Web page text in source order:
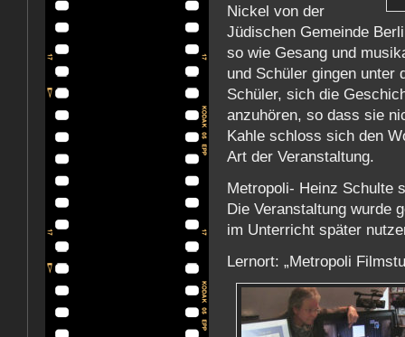
Nickel von der
Jüdischen Gemeinde
so wie Gesang und
und Schüler gingen unter
Schüler, sich die
anzuhören, so dass sie
Kahle schloss sich den
Art der Veranstaltung.
Metropoli- Heinz Schulte
Die Veranstaltung wurde
im Unterricht später
Lernort: „Metropoli